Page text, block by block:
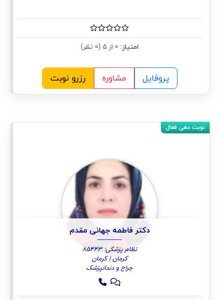
امتیاز:
پروفایل مشاوره رزرو نوبت
دکتر فاطمه جهانی مقدم
نظام پزشکی: 85443
کرمان | کرمان
جراح و دندانپزشک